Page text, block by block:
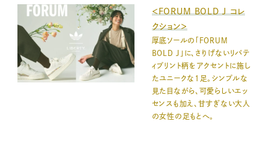
＜FORUM BOLD J コレ
クション＞
厚底ソールの「FORUM
BOLD J」に、さりげないリバテ
ィプリント柄をアクセントに施し
たユニークな1足。シンプルな
見た目ながら、可愛らしいエッ
センスも加え、甘すぎない大人
の女性の足もとへ。